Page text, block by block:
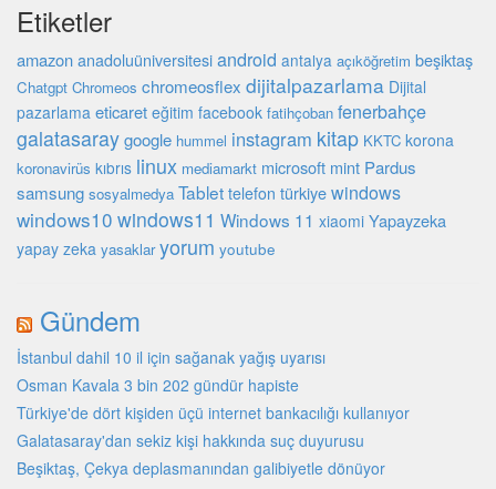
Etiketler
amazon anadoluüniversitesi android antalya açıköğretim beşiktaş
Chatgpt Chromeos chromeosflex dijitalpazarlama Dijital
pazarlama eticaret eğitim facebook fatihçoban fenerbahçe
galatasaraygoogle hummel instagram kitap KKTC korona
koronavirüs kıbrıs linux mediamarkt microsoft mint Pardus
samsung sosyalmedya Tablet telefon türkiyewindows
windows10 windows11 Windows 11 xiaomi Yapayzeka
yapay zeka yasaklar yorum youtube
Gündem
İstanbul dahil 10 il için sağanak yağış uyarısı
Osman Kavala 3 bin 202 gündür hapiste
Türkiye'de dört kişiden üçü internet bankacılığı kullanıyor
Galatasaray'dan sekiz kişi hakkında suç duyurusu
Beşiktaş, Çekya deplasmanından galibiyetle dönüyor